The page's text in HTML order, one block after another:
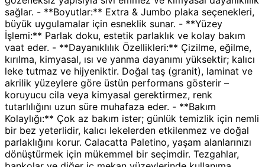
sağlar. - **Boyutlar:** Extra & Jumbo plaka seçenekleri,
büyük uygulamalar için esneklik sunar. - **Yüzey
İşlemi:** Parlak doku, estetik parlaklık ve kolay bakım
vaat eder. - **Dayanıklılık Özellikleri:** Çizilme, eğilme,
kırılma, kimyasal, ısı ve yanma dayanımı yüksektir; kalıcı
leke tutmaz ve hijyeniktir. Doğal taş (granit), laminat ve
akrilik yüzeylere göre üstün performans gösterir –
koruyucu cila veya kimyasal gerektirmez, renk
tutarlılığını uzun süre muhafaza eder. - **Bakım
Kolaylığı:** Çok az bakım ister; günlük temizlik için nemli
bir bez yeterlidir, kalıcı lekelerden etkilenmez ve doğal
parlaklığını korur. Calacatta Paletino, yaşam alanlarınızı
dönüştürmek için mükemmel bir seçimdir. Tezgahlar,